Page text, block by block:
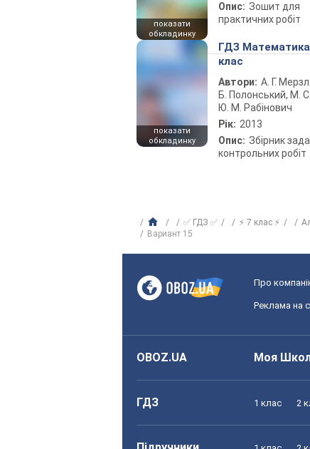
показати
обкладинку
Опис: Зошит для
практичних робіт
показати
обкладинку
ГДЗ
клас
Автори: А. Г.
Б. Полонський, М. С.
Ю. М. Рабінович
Рік: 2013
Опис: Збірник
контрольних робіт
✅ ГДЗ ✅ ⚡ 7 клас ⚡
Вариант 15
Про
Реклама на
OBOZ.UA Моя
ГДЗ 1 клас 2